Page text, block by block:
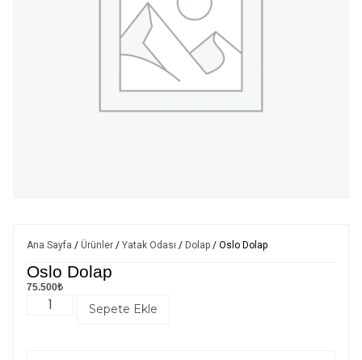
Ana Sayfa / Ürünler / Yatak Odası / Dolap / Oslo Dolap
Oslo Dolap
75.500₺
Sepete Ekle